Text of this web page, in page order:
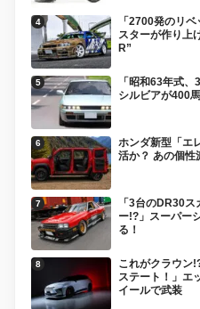
「2700発のリ
スターが作り上
R”
「昭和63年式
シルビアが400
ホンダ新型「エ
活か？ あの個性
「3台のDR30
ー!?」スーパー
る！
これがクラウン
ステート！」エ
イールで武装